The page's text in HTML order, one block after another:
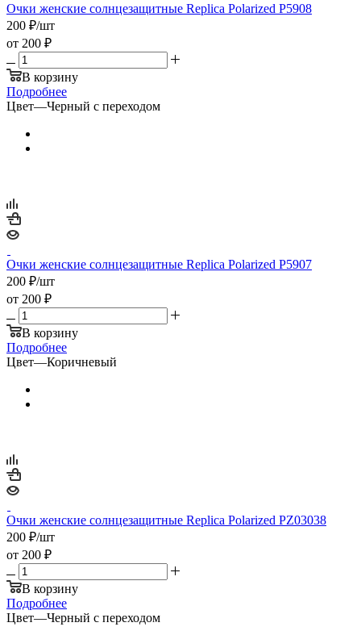
Очки женские солнцезащитные Replica Polarized P5908
200 ₽/шт
от 200 ₽
В корзину
Подробнее
Цвет—Черный с переходом
Очки женские солнцезащитные Replica Polarized P5907
200 ₽/шт
от 200 ₽
В корзину
Подробнее
Цвет—Коричневый
Очки женские солнцезащитные Replica Polarized PZ03038
200 ₽/шт
от 200 ₽
В корзину
Подробнее
Цвет—Черный с переходом